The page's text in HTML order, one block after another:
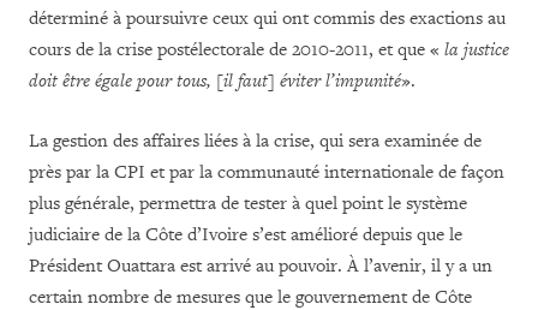
déterminé à poursuivre ceux qui ont commis des exactions au
cours de la crise postélectorale de 2010-2011, et que « la justice
doit être égale pour tous, [il faut] éviter l’impunité».
La gestion des affaires liées à la crise, qui sera examinée de
près par la CPI et par la communauté internationale de façon
plus générale, permettra de tester à quel point le système
judiciaire de la Côte d’Ivoire s’est amélioré depuis que le
Président Ouattara est arrivé au pouvoir. À l’avenir, il y a un
certain nombre de mesures que le gouvernement de Côte